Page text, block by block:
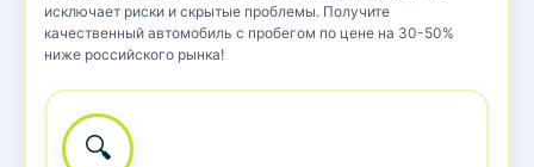
исключает риски и скрытые проблемы. Получите
качественный автомобиль с пробегом по цене на 30-50%
ниже российского рынка!
🔍